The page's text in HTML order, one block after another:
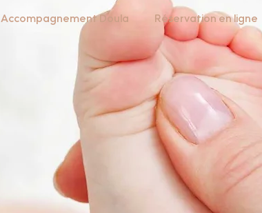
Accompagnement Doula Réservation en ligne